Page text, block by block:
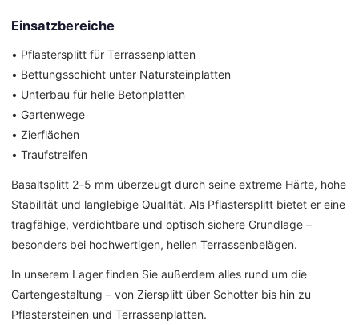
Einsatzbereiche
• Pflastersplitt für Terrassenplatten
• Bettungsschicht unter Natursteinplatten
• Unterbau für helle Betonplatten
• Gartenwege
• Zierflächen
• Traufstreifen
Basaltsplitt 2–5 mm überzeugt durch seine extreme Härte, hohe
Stabilität und langlebige Qualität. Als Pflastersplitt bietet er eine
tragfähige, verdichtbare und optisch sichere Grundlage –
besonders bei hochwertigen, hellen Terrassenbelägen.
In unserem Lager finden Sie außerdem alles rund um die
Gartengestaltung – von Ziersplitt über Schotter bis hin zu
Pflastersteinen und Terrassenplatten.